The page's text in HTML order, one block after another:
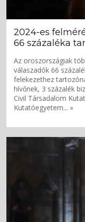
2024-es
66 százaléka
Az oroszországiak
válaszadók 66
felekezethez
hívőnek, 3 százalék
Civil Társadalom
Kutatóegyetem... »